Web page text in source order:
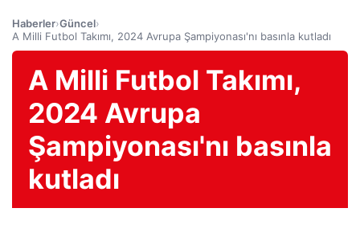
Haberler›Güncel›
A Milli Futbol Takımı, 2024 Avrupa Şampiyonası'nı basınla kutladı
A Milli Futbol Takımı,
2024 Avrupa
Şampiyonası'nı basınla
kutladı